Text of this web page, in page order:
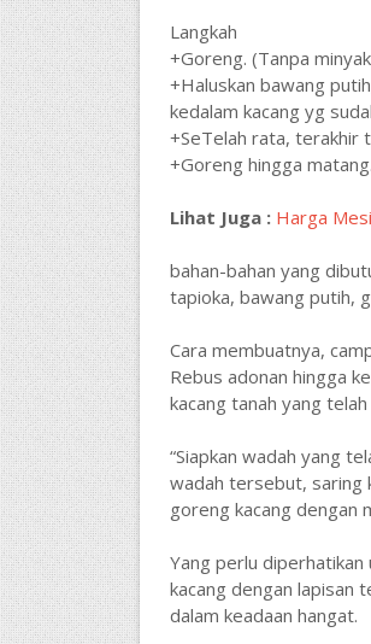
Langkah
+Goreng. (Tanpa
+Haluskan bawang
kedalam kacang yg
+SeTelah rata, terakhir
+Goreng hingga matang.
Lihat Juga : Harga
bahan-bahan yang
tapioka, bawang putih,
Cara membuatnya,
Rebus adonan hingga
kacang tanah yang
“Siapkan wadah yang
wadah tersebut, saring
goreng kacang dengan
Yang perlu diperhatikan
kacang dengan lapisan
dalam keadaan hangat.